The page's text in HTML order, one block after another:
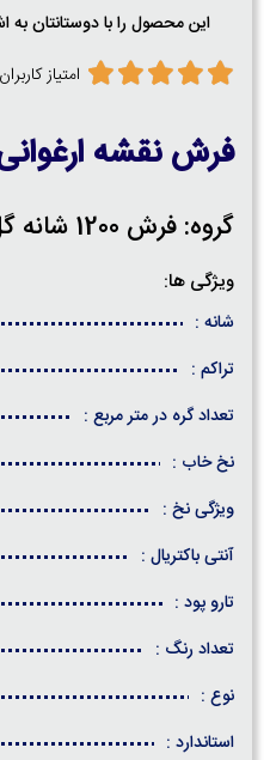
این محصول را با دوستانتان به
امتیاز
فرش نقشه
گروه: فرش 1200 شانه گل برجسته
ویژگی ها:
شانه :
تراکم :
تعداد گره در متر مربع :
نخ خاب :
ویژگی نخ :
آنتی باکتریال :
تارو پود :
تعداد رنگ :
نوع :
استاندارد :